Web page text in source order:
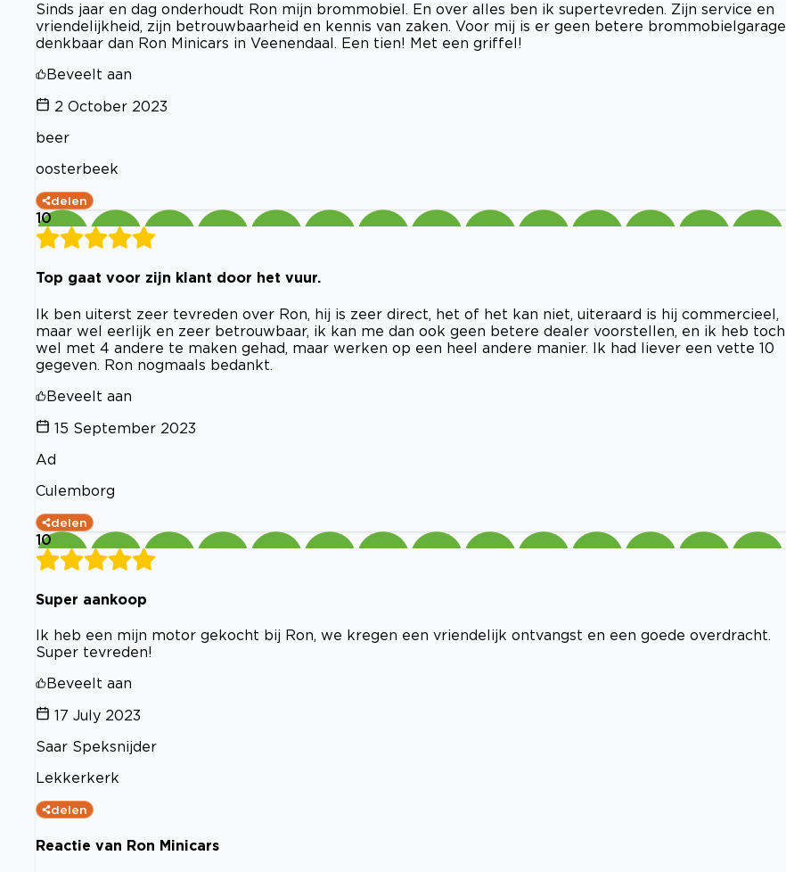
Sinds jaar en dag onderhoudt Ron mijn brommobiel. En over alles ben ik supertevreden. Zijn service en
vriendelijkheid, zijn betrouwbaarheid en kennis van zaken. Voor mij is er geen betere brommobielgarage
denkbaar dan Ron Minicars in Veenendaal. Een tien! Met een griffel!
Beveelt aan
2 October 2023
beer
oosterbeek
delen
10
Top gaat voor zijn klant door het vuur.
Ik ben uiterst zeer tevreden over Ron, hij is zeer direct, het of het kan niet, uiteraard is hij commercieel,
maar wel eerlijk en zeer betrouwbaar, ik kan me dan ook geen betere dealer voorstellen, en ik heb toch
wel met 4 andere te maken gehad, maar werken op een heel andere manier. Ik had liever een vette 10
gegeven. Ron nogmaals bedankt.
Beveelt aan
15 September 2023
Ad
Culemborg
delen
10
Super aankoop
Ik heb een mijn motor gekocht bij Ron, we kregen een vriendelijk ontvangst en een goede overdracht.
Super tevreden!
Beveelt aan
17 July 2023
Saar Speksnijder
Lekkerkerk
delen
Reactie van Ron Minicars